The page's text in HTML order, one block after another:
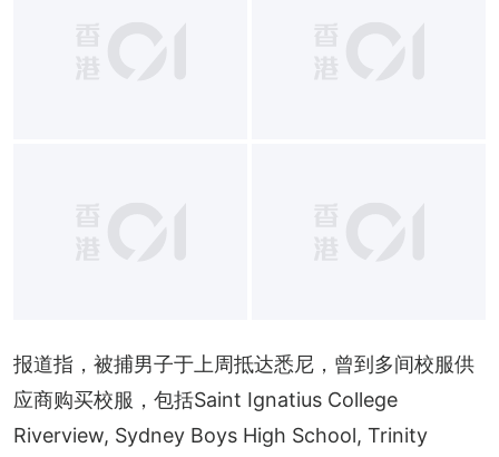
报道指，被捕男子于上周抵达悉尼，曾到多间校服供
应商购买校服，包括Saint Ignatius College
Riverview, Sydney Boys High School, Trinity